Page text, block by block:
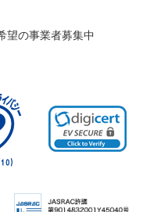
望の事業者募集中